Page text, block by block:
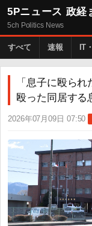
5Pニュース 政経
5ch Politics News
すべて 速報 IT
「息子に殴ら
殴った同居する
2026年07月09日 07:50